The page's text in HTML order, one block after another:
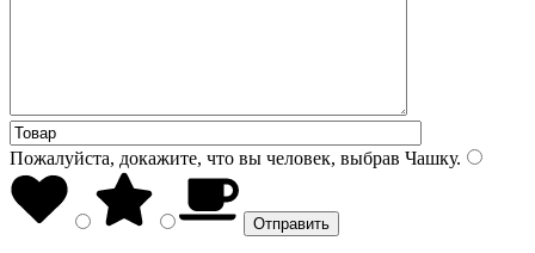
Пожалуйста, докажите, что вы человек, выбрав Чашку.